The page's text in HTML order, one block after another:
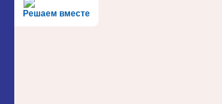
Решаем вместе